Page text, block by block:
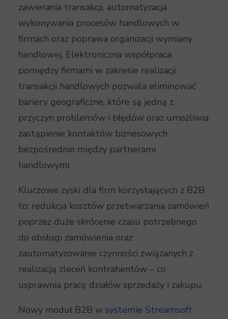
zawierania transakcji, automatyzacja
wykonywania procesów handlowych w
firmach oraz poprawa organizacji wymiany
handlowej. Elektroniczna współpraca
pomiędzy firmami w zakresie realizacji
transakcji handlowych pozwala eliminować
bariery geograficzne, które są jedną z
przyczyn problemów i błędów oraz umożliwia
zastąpienie kontaktów biznesowych
bezpośrednio między partnerami
handlowymi.
Kluczowe zyski dla firm korzystających z B2B
to: redukcja kosztów przetwarzania zamówień
poprzez duże skrócenie czasu potrzebnego
do obsługi zamówienia oraz
zautomatyzowanie czynności związanych z
realizacją zleceń kontrahentów – co
usprawnia pracę działów sprzedaży i zakupu.
Nowy moduł B2B w systemie Streamsoft